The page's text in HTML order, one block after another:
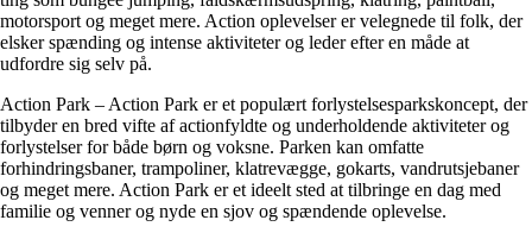
motorsport og meget mere. Action oplevelser er velegnede til folk, der
elsker spænding og intense aktiviteter og leder efter en måde at
udfordre sig selv på.
Action Park – Action Park er et populært forlystelsesparkskoncept, der
tilbyder en bred vifte af actionfyldte og underholdende aktiviteter og
forlystelser for både børn og voksne. Parken kan omfatte
forhindringsbaner, trampoliner, klatrevægge, gokarts, vandrutsjebaner
og meget mere. Action Park er et ideelt sted at tilbringe en dag med
familie og venner og nyde en sjov og spændende oplevelse.